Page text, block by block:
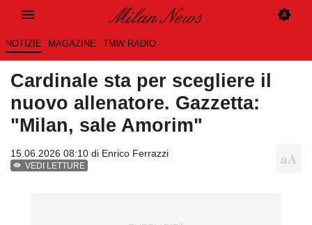
NOTIZIE MAGAZINE TMW RADIO
Cardinale sta per scegliere il
nuovo allenatore. Gazzetta:
"Milan, sale Amorim"
15.06.2026 08:10 di Enrico Ferrazzi
VEDI LETTURE